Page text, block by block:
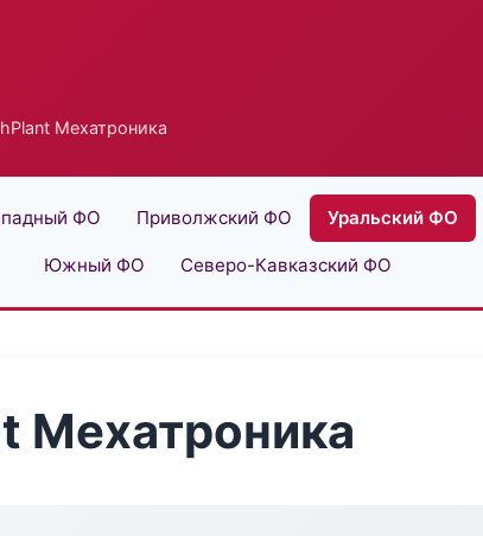
Мехатроника
ФО Приволжский ФО Уральский ФО
Южный ФО Северо-Кавказский ФО
Мехатроника